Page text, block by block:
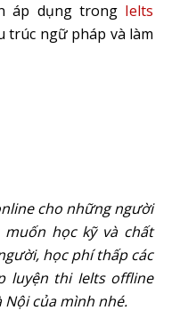
áp dụng trong Ielts
trúc ngữ pháp và làm
cho những người
học kỹ và chất
học phí thấp các
luyện thi Ielts offline
Nội của mình nhé.